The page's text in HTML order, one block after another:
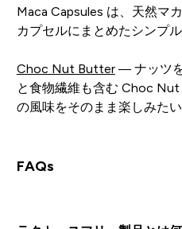
Maca Capsules は、天然マ
カプセルにまとめたシンプ
Choc Nut Butter— ナッツ
と食物繊維も含む Choc
の風味をそのまま楽しみた
FAQs